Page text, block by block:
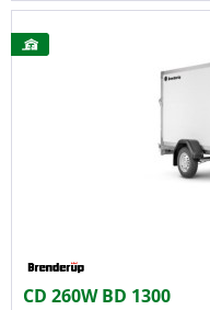
CD 260W BD 1300